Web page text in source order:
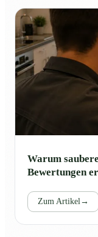
Warum
Bewertungen
Zum Artikel→